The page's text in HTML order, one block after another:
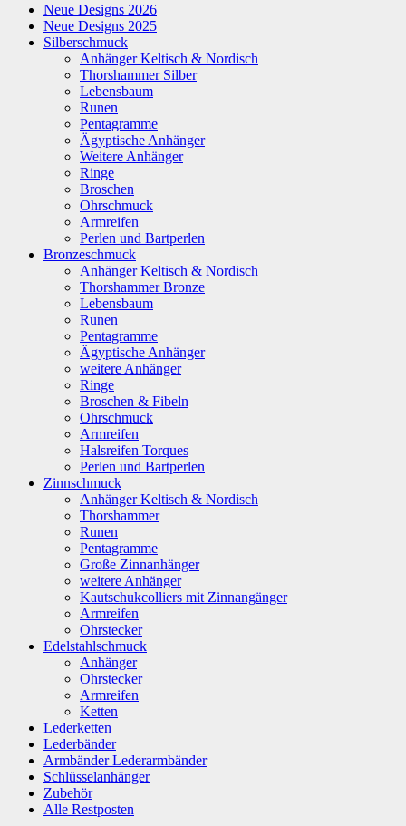
Neue Designs 2026
Neue Designs 2025
Silberschmuck
Anhänger Keltisch & Nordisch
Thorshammer Silber
Lebensbaum
Runen
Pentagramme
Ägyptische Anhänger
Weitere Anhänger
Ringe
Broschen
Ohrschmuck
Armreifen
Perlen und Bartperlen
Bronzeschmuck
Anhänger Keltisch & Nordisch
Thorshammer Bronze
Lebensbaum
Runen
Pentagramme
Ägyptische Anhänger
weitere Anhänger
Ringe
Broschen & Fibeln
Ohrschmuck
Armreifen
Halsreifen Torques
Perlen und Bartperlen
Zinnschmuck
Anhänger Keltisch & Nordisch
Thorshammer
Runen
Pentagramme
Große Zinnanhänger
weitere Anhänger
Kautschukcolliers mit Zinnangänger
Armreifen
Ohrstecker
Edelstahlschmuck
Anhänger
Ohrstecker
Armreifen
Ketten
Lederketten
Lederbänder
Armbänder Lederarmbänder
Schlüsselanhänger
Zubehör
Alle Restposten